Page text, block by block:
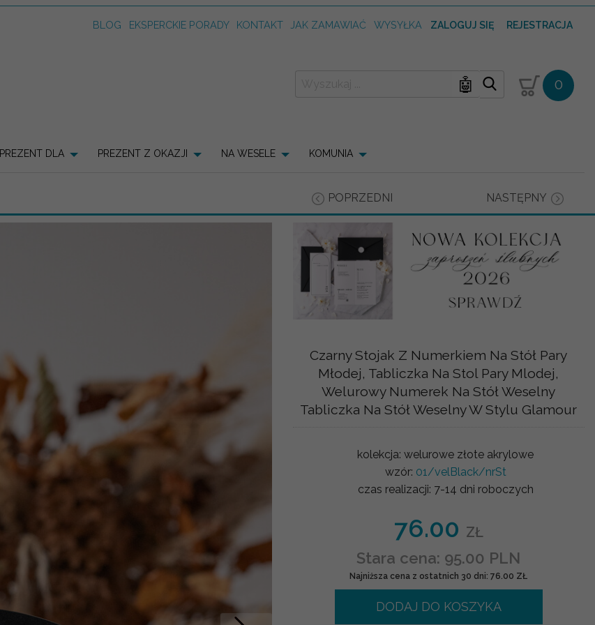
BLOG EKSPERCKIE PORADY KONTAKT JAK ZAMAWIAĆ WYSYŁKA ZALOGUJ SIĘ REJESTRACJA
🤖 0
PREZENT DLA PREZENT Z OKAZJI NA WESELE KOMUNIA
POPRZEDNI NASTĘPNY
Czarny Stojak Z Numerkiem Na Stół Pary
Młodej, Tabliczka Na Stol Pary Mlodej,
Welurowy Numerek Na Stół Weselny
Tabliczka Na Stół Weselny W Stylu Glamour
kolekcja:welurowe złote akrylowe
wzór: 01/velBlack/nrSt
czas realizacji: 7-14 dni roboczych
76.00 ZŁ
Stara cena: 95.00 PLN
Najniższa cena z ostatnich 30 dni: 76.00 ZŁ
DODAJ DO KOSZYKA